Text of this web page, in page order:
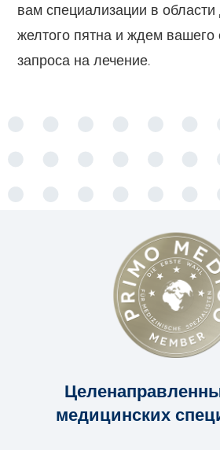
вам специализации в области
желтого пятна и ждем
запроса на лечение.
медицинских